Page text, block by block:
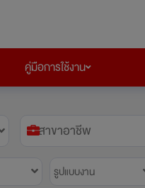
คู่มือการใช้งาน
สาขาอาชีพ
รูปแบบงาน